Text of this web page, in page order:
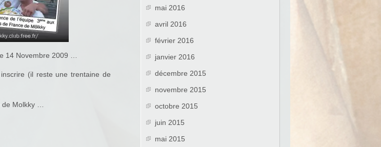
14 Novembre 2009 …
(il reste une trentaine de
Molkky …
mai 2016
avril 2016
février 2016
janvier 2016
décembre 2015
novembre 2015
octobre 2015
juin 2015
mai 2015